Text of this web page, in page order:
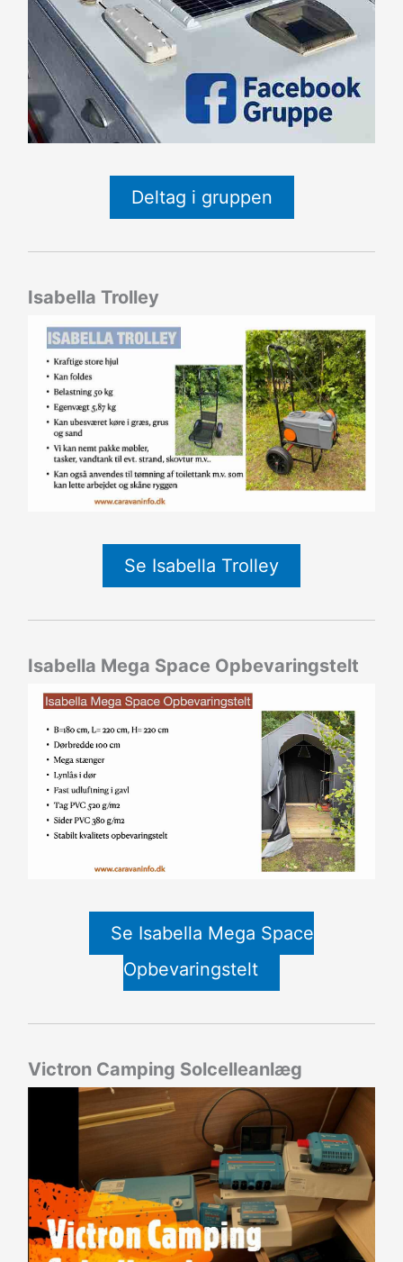
Deltag i gruppen
Isabella Trolley
Se Isabella Trolley
Isabella Mega Space Opbevaringstelt
Se Isabella Mega Space
Opbevaringstelt
Victron Camping Solcelleanlæg